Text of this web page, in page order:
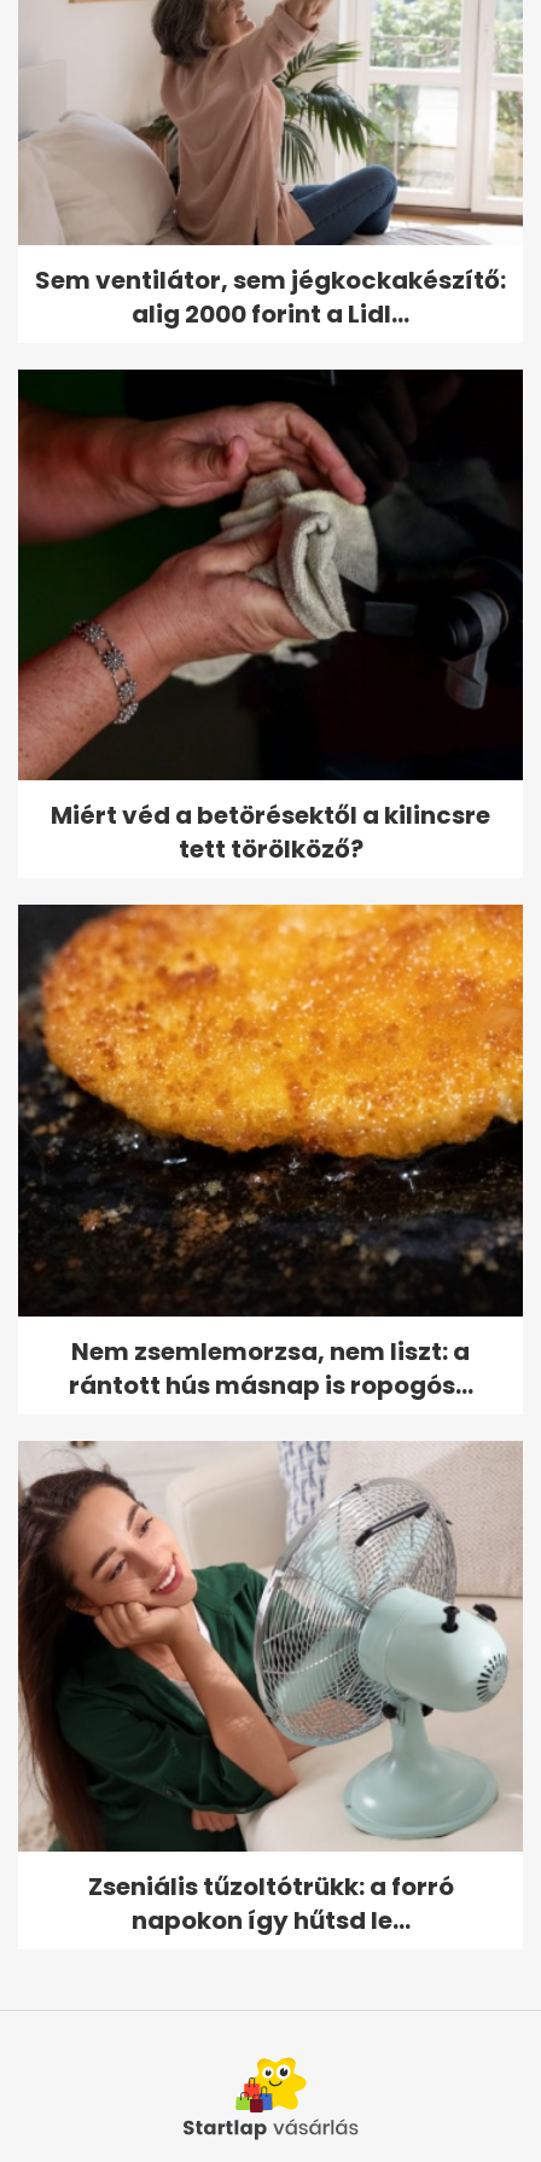
Sem ventilátor, sem jégkockakészítő:
alig 2000 forint a Lidl...
Miért véd a betörésektől a kilincsre
tett törölköző?
Nem zsemlemorzsa, nem liszt: a
rántott hús másnap is ropogós...
Zseniális tűzoltótrükk: a forró
napokon így hűtsd le...